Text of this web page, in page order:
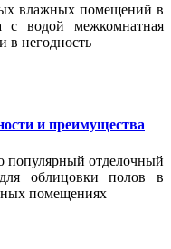
влажных помещений в
с водой межкомнатная
в негодность
и преимущества
популярный отделочный
облицовки полов в
помещениях